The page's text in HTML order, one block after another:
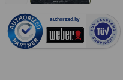
authorized.by